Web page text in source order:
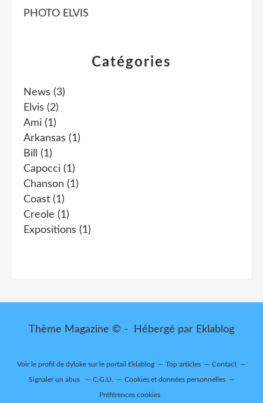
Catégories
News (3)
Elvis (2)
Ami (1)
Arkansas (1)
Bill
(1)
Capocci (1)
Chanson (1)
Coast (1)
Creole (1)
Expositions (1)
PHOTO ELVIS
Thème Magazine © - Hébergé par Eklablog
Voir le profil de dyloke sur le portail Eklablog Top articles Contact
Signaler un abus C.G.U. Cookies et données personnelles
Préférences cookies